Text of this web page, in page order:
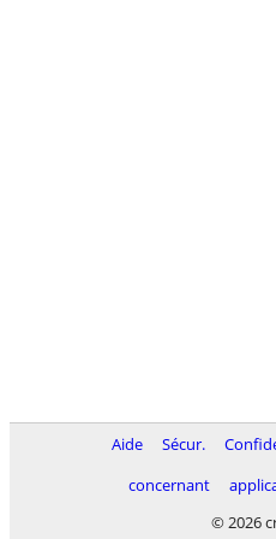
Aide Sécur.
concernant
© 2026